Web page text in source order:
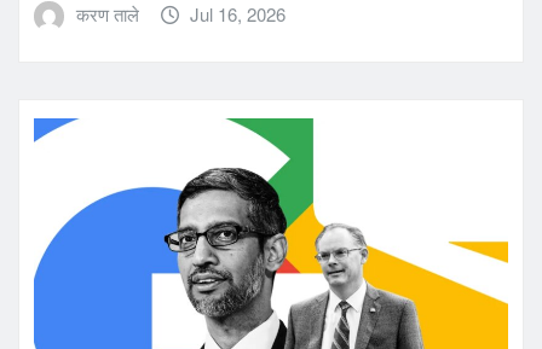
करण ताले Jul 16, 2026